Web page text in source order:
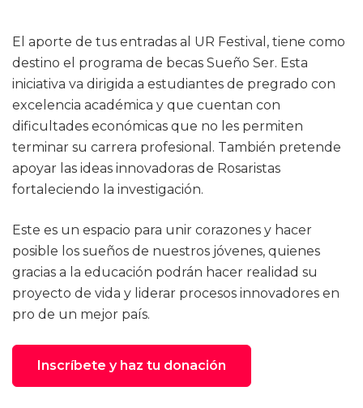
El aporte de tus entradas al UR Festival, tiene como
destino el programa de becas Sueño Ser. Esta
iniciativa va dirigida a estudiantes de pregrado con
excelencia académica y que cuentan con
dificultades económicas que no les permiten
terminar su carrera profesional. También pretende
apoyar las ideas innovadoras de Rosaristas
fortaleciendo la investigación.
Este es un espacio para unir corazones y hacer
posible los sueños de nuestros jóvenes, quienes
gracias a la educación podrán hacer realidad su
proyecto de vida y liderar procesos innovadores en
pro de un mejor país.
Inscríbete y haz tu donación